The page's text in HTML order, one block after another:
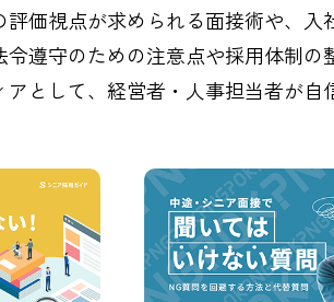
価視点が求められる面接術や、
遵守のための注意点や採用体制
として、経営者・人事担当者が